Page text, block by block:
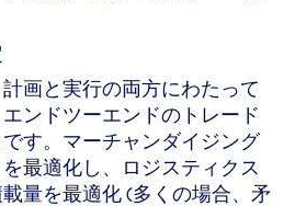
画と実行の両方にわたって
ンドツーエンドのトレード
す。マーチャンダイジング
最適化し、ロジスティクス
量を最適化 (多くの場合、矛